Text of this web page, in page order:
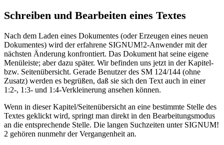
Schreiben und Bearbeiten eines Textes
Nach dem Laden eines Dokumentes (oder Erzeugen eines neuen
Dokumentes) wird der erfahrene SIGNUM!2-Anwender mit der
nächsten Änderung konfrontiert. Das Dokument hat seine eigene
Menüleiste; aber dazu später. Wir befinden uns jetzt in der Kapitel-
bzw. Seitenübersicht. Gerade Benutzer des SM 124/144 (ohne
Zusatz) werden es begrüßen, daß sie sich den Text auch in einer
1:2-, 1:3- und 1:4-Verkleinerung ansehen können.
Wenn in dieser Kapitel/Seitenübersicht an eine bestimmte Stelle des
Textes geklickt wird, springt man direkt in den Bearbeitungsmodus
an die entsprechende Stelle. Die langen Suchzeiten unter SIGNUM!
2 gehören nunmehr der Vergangenheit an.